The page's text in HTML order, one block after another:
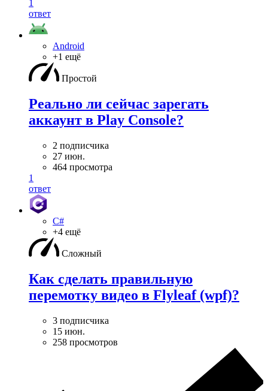
1
ответ
Android
+1 ещё
Простой
Реально ли сейчас зарегать
аккаунт в Play Console?
2 подписчика
27 июн.
464 просмотра
1
ответ
C#
+4 ещё
Сложный
Как сделать правильную
перемотку видео в Flyleaf (wpf)?
3 подписчика
15 июн.
258 просмотров